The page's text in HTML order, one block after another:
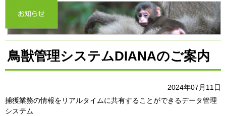
鳥獣管理システムDIANAのご案内
2024年07月11日
捕獲業務の情報をリアルタイムに共有することができるデータ管理
システム